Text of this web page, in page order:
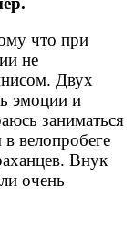
что при
не
Двух
эмоции и
заниматься
велопробеге
Внук
очень